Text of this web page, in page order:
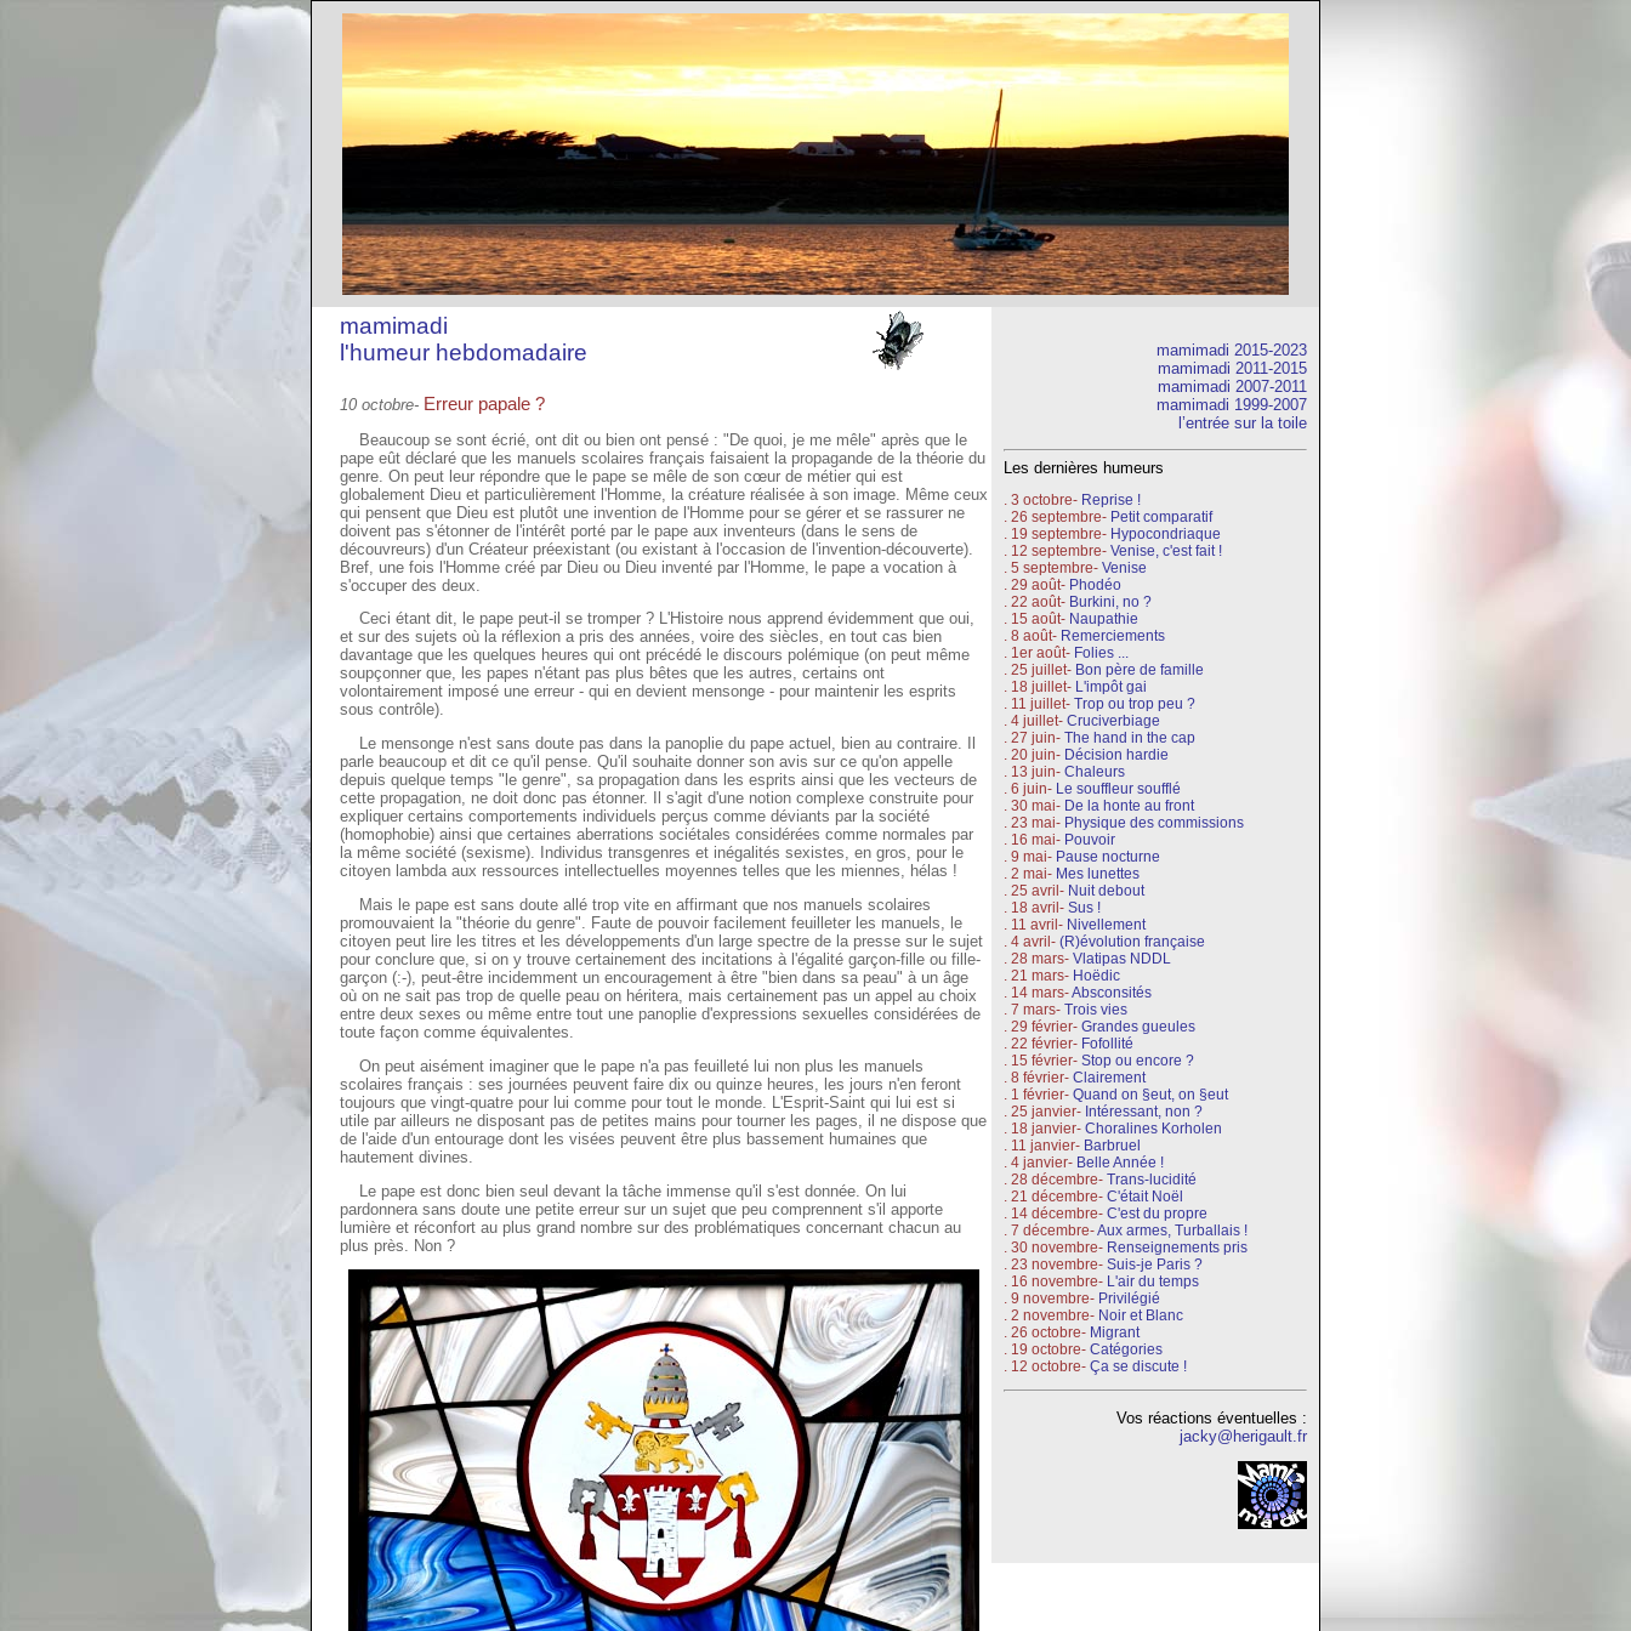
mamimadi 2015-2023
mamimadi 2011-2015
mamimadi 2007-2011
mamimadi 1999-2007
l’entrée sur la toile
Les dernières humeurs
. 3 octobre- Reprise !
. 26 septembre- Petit comparatif
. 19 septembre- Hypocondriaque
. 12 septembre- Venise, c'est fait !
. 5 septembre- Venise
. 29 août- Phodéo
. 22 août- Burkini, no ?
. 15 août- Naupathie
. 8 août- Remerciements
. 1er août- Folies ...
. 25 juillet- Bon père de famille
. 18 juillet- L'impôt gai
. 11 juillet- Trop ou trop peu ?
. 4 juillet- Cruciverbiage
. 27 juin- The hand in the cap
. 20 juin- Décision hardie
. 13 juin- Chaleurs
. 6 juin- Le souffleur soufflé
. 30 mai- De la honte au front
. 23 mai- Physique des commissions
. 16 mai- Pouvoir
. 9 mai- Pause nocturne
. 2 mai- Mes lunettes
. 25 avril- Nuit debout
. 18 avril- Sus !
. 11 avril- Nivellement
. 4 avril- (R)évolution française
. 28 mars- Vlatipas NDDL
. 21 mars- Hoëdic
. 14 mars-Absconsités
. 7 mars- Trois vies
. 29 février- Grandes gueules
. 22 février- Fofollité
. 15 février- Stop ou encore ?
. 8 février- Clairement
. 1 février- Quand on §eut, on §eut
. 25 janvier- Intéressant, non ?
. 18 janvier- Choralines Korholen
. 11 janvier- Barbruel
. 4 janvier- Belle Année !
. 28 décembre- Trans-lucidité
. 21 décembre- C'était Noël
. 14 décembre- C'est du propre
. 7 décembre-Aux armes, Turballais !
. 30 novembre- Renseignements pris
. 23 novembre- Suis-je Paris ?
. 16 novembre- L'air du temps
. 9 novembre- Privilégié
. 2 novembre- Noir et Blanc
. 26 octobre- Migrant
. 19 octobre- Catégories
. 12 octobre- Ça se discute !
Vos réactions éventuelles :
jacky@herigault.fr
mamimadi
l'humeur hebdomadaire
10 octobre- Erreur papale ?
Beaucoup se sont écrié, ont dit ou bien ont pensé : "De quoi, je me mêle" après que le
pape eût déclaré que les manuels scolaires français faisaient la propagande de la théorie du
genre. On peut leur répondre que le pape se mêle de son cœur de métier qui est
globalement Dieu et particulièrement l'Homme, la créature réalisée à son image. Même ceux
qui pensent que Dieu est plutôt une invention de l'Homme pour se gérer et se rassurer ne
doivent pas s'étonner de l'intérêt porté par le pape aux inventeurs (dans le sens de
découvreurs) d'un Créateur préexistant (ou existant à l'occasion de l'invention-découverte).
Bref, une fois l'Homme créé par Dieu ou Dieu inventé par l'Homme, le pape a vocation à
s'occuper des deux.
Ceci étant dit, le pape peut-il se tromper ? L'Histoire nous apprend évidemment que oui,
et sur des sujets où la réflexion a pris des années, voire des siècles, en tout cas bien
davantage que les quelques heures qui ont précédé le discours polémique (on peut même
soupçonner que, les papes n'étant pas plus bêtes que les autres, certains ont
volontairement imposé une erreur - qui en devient mensonge - pour maintenir les esprits
sous contrôle).
Le mensonge n'est sans doute pas dans la panoplie du pape actuel, bien au contraire. Il
parle beaucoup et dit ce qu'il pense. Qu'il souhaite donner son avis sur ce qu'on appelle
depuis quelque temps "le genre", sa propagation dans les esprits ainsi que les vecteurs de
cette propagation, ne doit donc pas étonner. Il s'agit d'une notion complexe construite pour
expliquer certains comportements individuels perçus comme déviants par la société
(homophobie) ainsi que certaines aberrations sociétales considérées comme normales par
la même société (sexisme). Individus transgenres et inégalités sexistes, en gros, pour le
citoyen lambda aux ressources intellectuelles moyennes telles que les miennes, hélas !
Mais le pape est sans doute allé trop vite en affirmant que nos manuels scolaires
promouvaient la "théorie du genre". Faute de pouvoir facilement feuilleter les manuels, le
citoyen peut lire les titres et les développements d'un large spectre de la presse sur le sujet
pour conclure que, si on y trouve certainement des incitations à l'égalité garçon-fille ou fille-
garçon (:-), peut-être incidemment un encouragement à être "bien dans sa peau" à un âge
où on ne sait pas trop de quelle peau on héritera, mais certainement pas un appel au choix
entre deux sexes ou même entre tout une panoplie d'expressions sexuelles considérées de
toute façon comme équivalentes.
On peut aisément imaginer que le pape n'a pas feuilleté lui non plus les manuels
scolaires français : ses journées peuvent faire dix ou quinze heures, les jours n'en feront
toujours que vingt-quatre pour lui comme pour tout le monde. L'Esprit-Saint qui lui est si
utile par ailleurs ne disposant pas de petites mains pour tourner les pages, il ne dispose que
de l'aide d'un entourage dont les visées peuvent être plus bassement humaines que
hautement divines.
Le pape est donc bien seul devant la tâche immense qu'il s'est donnée. On lui
pardonnera sans doute une petite erreur sur un sujet que peu comprennent s'il apporte
lumière et réconfort au plus grand nombre sur des problématiques concernant chacun au
plus près. Non ?